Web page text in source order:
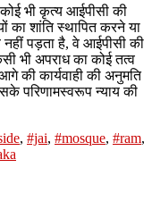
भी कृत्य आईपीसी की
का शांति स्थापित करने या
नहीं पड़ता है, वे आईपीसी की
भी अपराध का कोई तत्व
की कार्यवाही की अनुमति
परिणामस्वरूप न्याय की
, #jai, #mosque, #ram,